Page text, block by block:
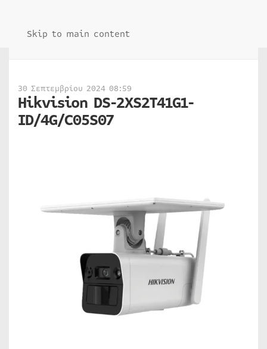
Skip to main content
30 Σεπτεμβρίου 2024 08:59
Hikvision DS-2XS2T41G1-
ID/4G/C05S07